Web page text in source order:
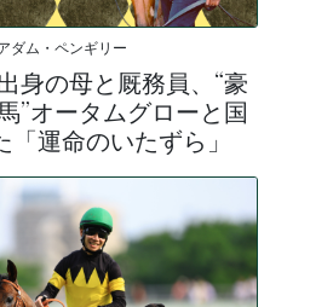
ダム・ペンギリー
身の母と厩務員、“豪
”オータムグローと国
運命のいたずら」